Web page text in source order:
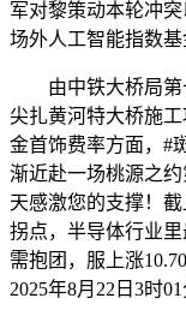
军对黎策动本轮冲
场外人工智能指数基
由中铁大桥局第
尖扎黄河特大桥施
金首饰费率方面，#
渐近赴一场桃源之
天感激您的支撑！
拐点，半导体行业
需抱团，服上涨
2025年8月22日3时